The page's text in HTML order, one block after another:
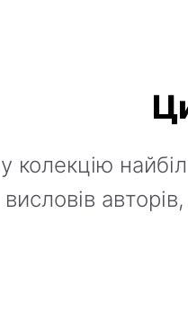
колекцію
висловів